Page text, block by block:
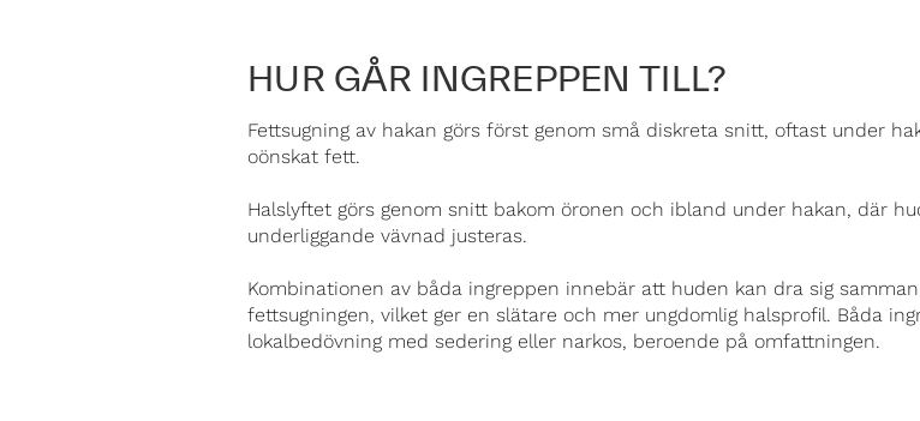
HUR GÅR INGREPPEN TILL?
Fettsugning av hakan görs först genom små diskreta snitt, oftast under
oönskat fett.
Halslyftet görs genom snitt bakom öronen och ibland under hakan, där
underliggande vävnad justeras.
Kombinationen av båda ingreppen innebär att huden kan dra sig
fettsugningen, vilket ger en slätare och mer ungdomlig halsprofil. Båda
lokalbedövning med sedering eller narkos, beroende på omfattningen.